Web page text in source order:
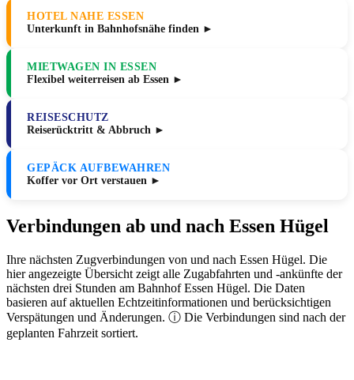
HOTEL NAHE ESSEN
Unterkunft in Bahnhofsnähe finden ►
MIETWAGEN IN ESSEN
Flexibel weiterreisen ab Essen ►
REISESCHUTZ
Reiserücktritt & Abbruch ►
GEPÄCK AUFBEWAHREN
Koffer vor Ort verstauen ►
Verbindungen ab und nach Essen Hügel
Ihre nächsten Zugverbindungen von und nach Essen Hügel. Die
hier angezeigte Übersicht zeigt alle Zugabfahrten und -ankünfte der
nächsten drei Stunden am Bahnhof Essen Hügel. Die Daten
basieren auf aktuellen Echtzeitinformationen und berücksichtigen
Verspätungen und Änderungen. ⓘ Die Verbindungen sind nach der
geplanten Fahrzeit sortiert.